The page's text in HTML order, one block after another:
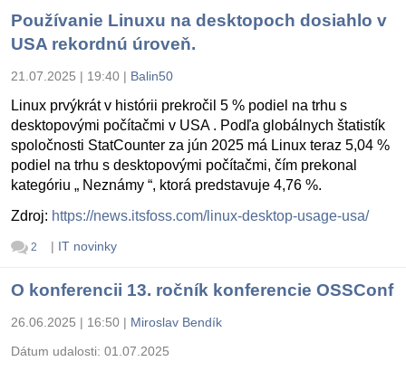
Používanie Linuxu na desktopoch dosiahlo v
USA rekordnú úroveň.
21.07.2025 | 19:40 | Balin50
Linux prvýkrát v histórii prekročil 5 % podiel na trhu s
desktopovými počítačmi v USA . Podľa globálnych štatistík
spoločnosti StatCounter za jún 2025 má Linux teraz 5,04 %
podiel na trhu s desktopovými počítačmi, čím prekonal
kategóriu „ Neznámy “, ktorá predstavuje 4,76 %.
Zdroj: https://news.itsfoss.com/linux-desktop-usage-usa/
2 | IT novinky
O konferencii 13. ročník konferencie OSSConf
26.06.2025 | 16:50 | Miroslav Bendík
Dátum udalosti: 01.07.2025